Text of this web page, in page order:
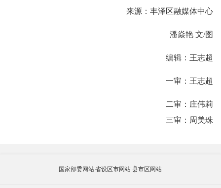
来源：丰泽区融媒体中心
潘焱艳 文/图
编辑：王志超
一审：王志超
二审：庄伟莉
三审：周美珠
国家部委网站省设区市网站 县市区网站